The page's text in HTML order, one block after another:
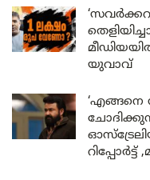
യുവാവ്
‘എങ്ങനെ